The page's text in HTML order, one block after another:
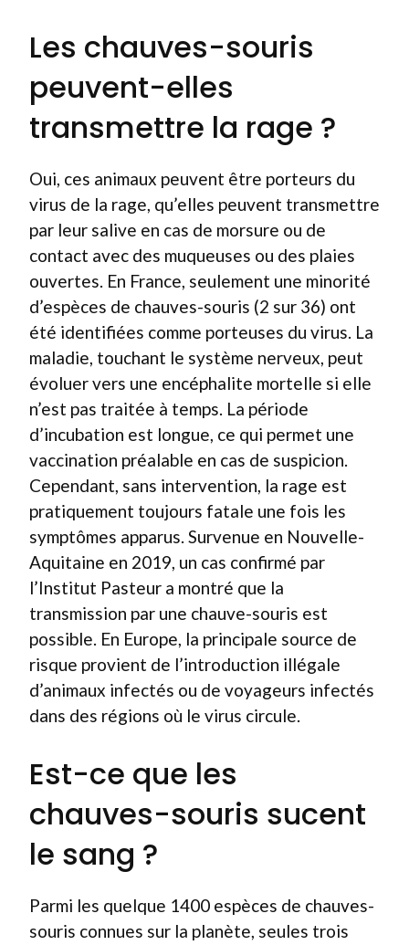
Les chauves-souris
peuvent-elles
transmettre la rage ?
Oui, ces animaux peuvent être porteurs du
virus de la rage, qu’elles peuvent transmettre
par leur salive en cas de morsure ou de
contact avec des muqueuses ou des plaies
ouvertes. En France, seulement une minorité
d’espèces de chauves-souris (2 sur 36) ont
été identifiées comme porteuses du virus. La
maladie, touchant le système nerveux, peut
évoluer vers une encéphalite mortelle si elle
n’est pas traitée à temps. La période
d’incubation est longue, ce qui permet une
vaccination préalable en cas de suspicion.
Cependant, sans intervention, la rage est
pratiquement toujours fatale une fois les
symptômes apparus. Survenue en Nouvelle-
Aquitaine en 2019, un cas confirmé par
l’Institut Pasteur a montré que la
transmission par une chauve-souris est
possible. En Europe, la principale source de
risque provient de l’introduction illégale
d’animaux infectés ou de voyageurs infectés
dans des régions où le virus circule.
Est-ce que les
chauves-souris sucent
le sang ?
Parmi les quelque 1400 espèces de chauves-
souris connues sur la planète, seules trois